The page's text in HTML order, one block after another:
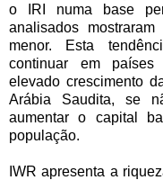
o IRI numa base
analisados
menor. Esta
continuar em países
elevado crescimento
Arábia Saudita, se
aumentar o capital
população.
IWR apresenta a